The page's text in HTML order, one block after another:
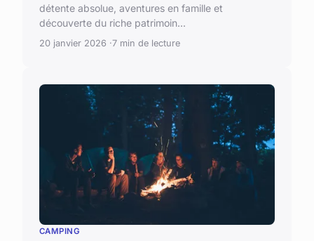
détente absolue, aventures en famille et
découverte du riche patrimoin...
20 janvier 2026 7 min de lecture
CAMPING